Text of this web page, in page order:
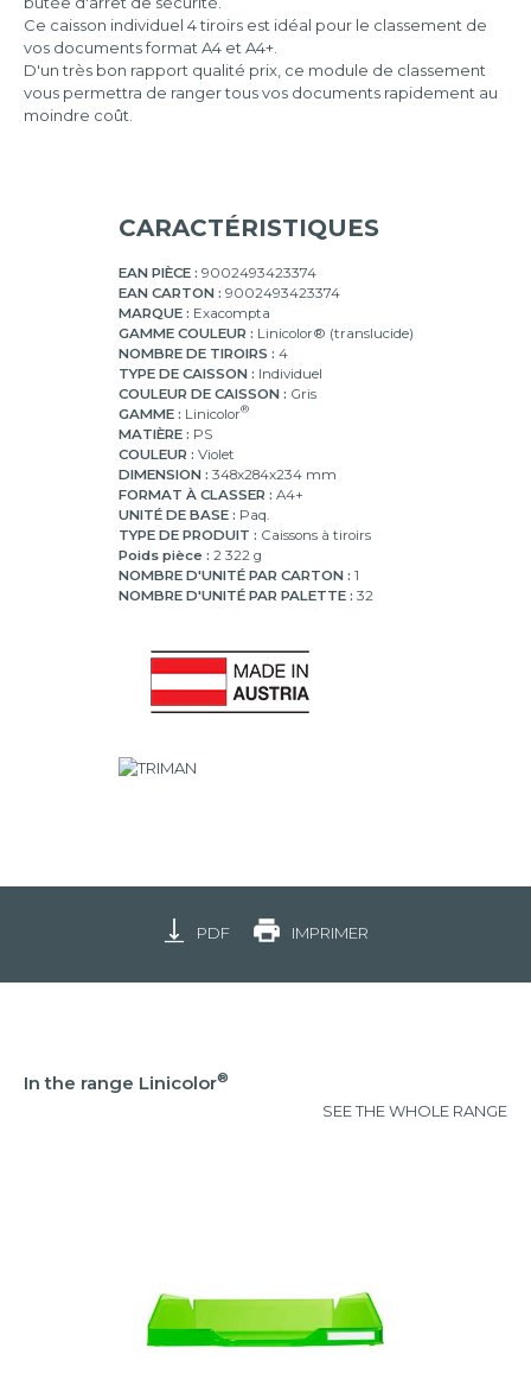
Ce caisson individuel 4 tiroirs est idéal pour le classement de
vos documents format A4 et A4+.
D'un très bon rapport qualité prix, ce module de classement
vous permettra de ranger tous vos documents rapidement au
moindre coût.
CARACTÉRISTIQUES
EAN PIÈCE : 9002493423374
EAN CARTON : 9002493423374
MARQUE : Exacompta
GAMME COULEUR : Linicolor® (translucide)
NOMBRE DE TIROIRS : 4
TYPE DE CAISSON : Individuel
COULEUR DE CAISSON : Gris
GAMME : Linicolor®
MATIÈRE : PS
COULEUR : Violet
DIMENSION : 348x284x234 mm
FORMAT À CLASSER : A4+
UNITÉ DE BASE : Paq.
TYPE DE PRODUIT : Caissons à tiroirs
Poids pièce : 2 322 g
NOMBRE D'UNITÉ PAR CARTON : 1
NOMBRE D'UNITÉ PAR PALETTE : 32
PDF IMPRIMER
In the range Linicolor®
SEE THE WHOLE RANGE